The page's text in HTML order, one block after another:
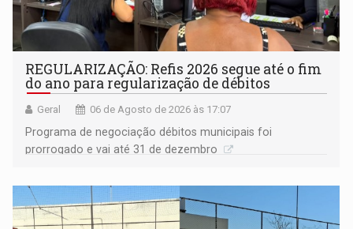
REGULARIZAÇÃO: Refis 2026 segue até o fim
do ano para regularização de débitos
Geral 06 de Agosto de 2026 às 17:07
Programa de negociação débitos municipais foi
prorrogado e vai até 31 de dezembro